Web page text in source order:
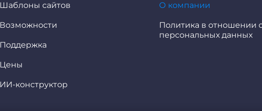
Шаблоны сайтов
Возможности
Поддержка
Цены
ИИ-конструктор
О компании
Политика в отношении
персональных данных